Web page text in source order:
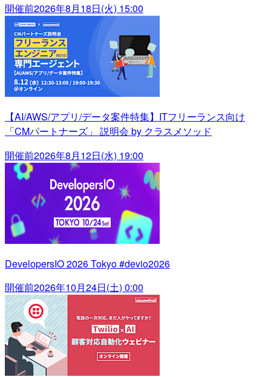
開催前2026年8月18日(火) 15:00
【AI/AWS/アプリ/データ案件特集】ITフリーランス向け
「CMパートナーズ」 説明会 by クラスメソッド
開催前2026年8月12日(水) 19:00
DevelopersIO 2026 Tokyo #devio2026
開催前2026年10月24日(土) 0:00